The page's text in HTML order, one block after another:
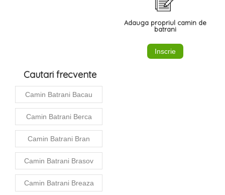
Cautari frecvente
Camin Batrani Bacau
Camin Batrani Berca
Camin Batrani Bran
Camin Batrani Brasov
Camin Batrani Breaza
Adauga propriul camin de
batrani
Inscrie